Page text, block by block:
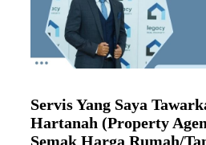
Servis Yang Saya
Hartanah (Property
Semak Harga Rumah/